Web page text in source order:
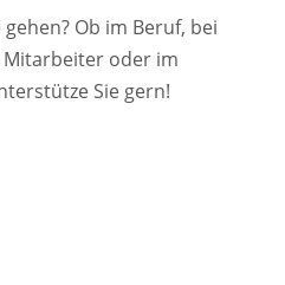
Ob im Beruf, bei
oder im
Sie gern!